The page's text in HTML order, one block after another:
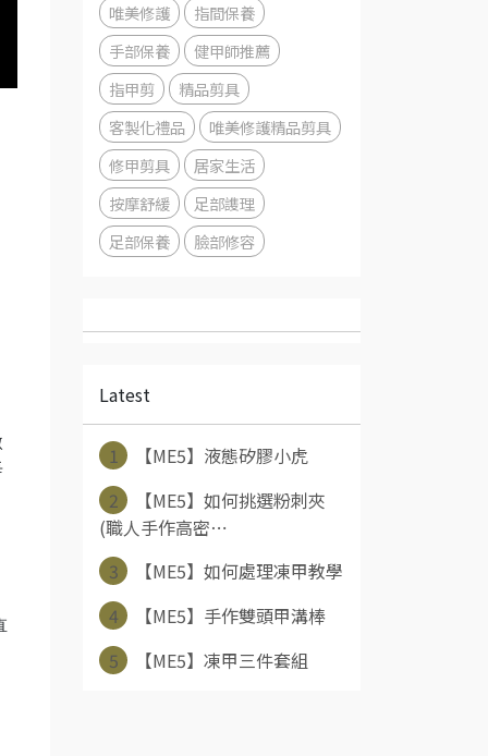
唯美修護
指間保養
手部保養
健甲師推薦
指甲剪
精品剪具
客製化禮品
唯美修護精品剪具
修甲剪具
居家生活
按摩舒緩
足部謢理
足部保養
臉部修容
Latest
1
【ME5】液態矽膠小虎
2
【ME5】如何挑選粉刺夾
(職人手作高密⋯
3
【ME5】如何處理凍甲教學
4
【ME5】手作雙頭甲溝棒
5
【ME5】凍甲三件套組